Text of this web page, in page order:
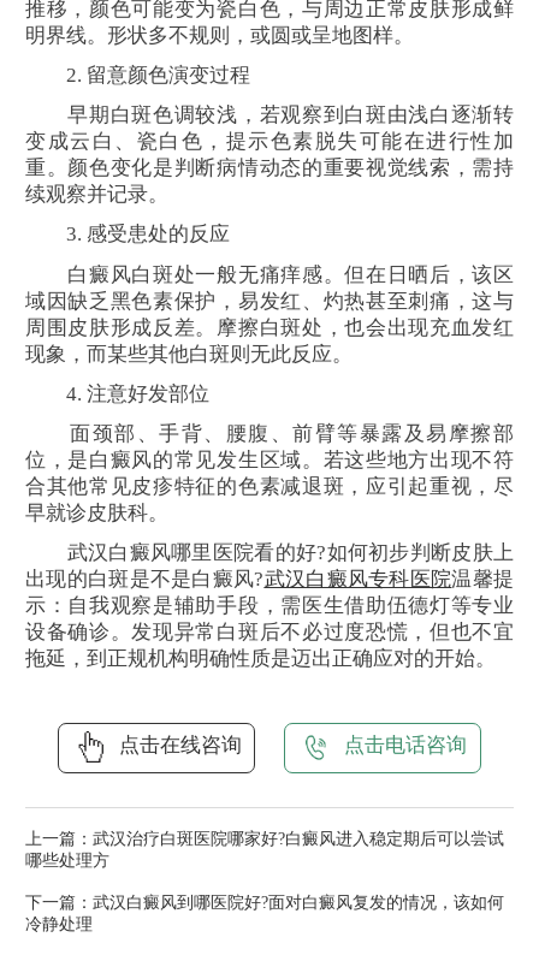
推移，颜色可能变为瓷白色，与周边正常皮肤形成鲜
明界线。形状多不规则，或圆或呈地图样。
2. 留意颜色演变过程
早期白斑色调较浅，若观察到白斑由浅白逐渐转
变成云白、瓷白色，提示色素脱失可能在进行性加
重。颜色变化是判断病情动态的重要视觉线索，需持
续观察并记录。
3. 感受患处的反应
白癜风白斑处一般无痛痒感。但在日晒后，该区
域因缺乏黑色素保护，易发红、灼热甚至刺痛，这与
周围皮肤形成反差。摩擦白斑处，也会出现充血发红
现象，而某些其他白斑则无此反应。
4. 注意好发部位
面颈部、手背、腰腹、前臂等暴露及易摩擦部
位，是白癜风的常见发生区域。若这些地方出现不符
合其他常见皮疹特征的色素减退斑，应引起重视，尽
早就诊皮肤科。
武汉白癜风哪里医院看的好?如何初步判断皮肤上
出现的白斑是不是白癜风?武汉白癜风专科医院温馨提
示：自我观察是辅助手段，需医生借助伍德灯等专业
设备确诊。发现异常白斑后不必过度恐慌，但也不宜
拖延，到正规机构明确性质是迈出正确应对的开始。
点击在线咨询 点击电话咨询
上一篇： 武汉治疗白斑医院哪家好?白癜风进入稳定期后可以尝试
哪些处理方
下一篇： 武汉白癜风到哪医院好?面对白癜风复发的情况，该如何
冷静处理